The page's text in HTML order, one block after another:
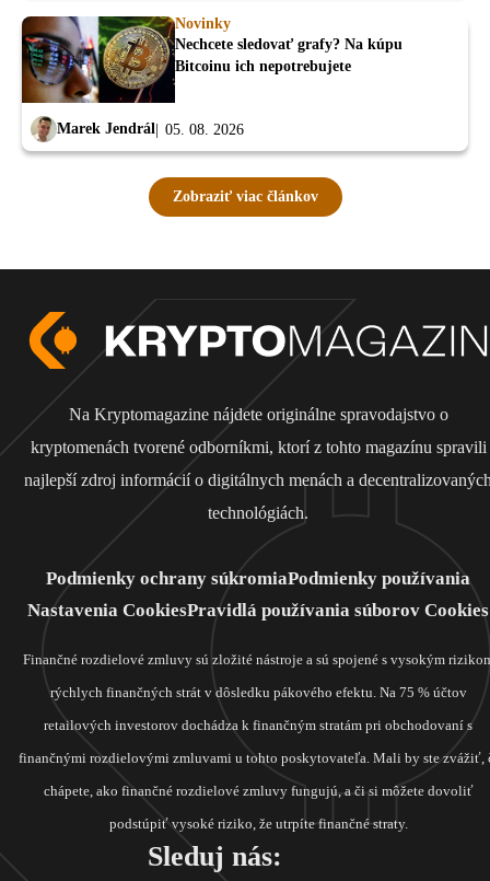
Novinky
Nechcete sledovať grafy? Na kúpu
Bitcoinu ich nepotrebujete
Marek Jendrál 05. 08. 2026
Zobraziť viac článkov
Na Kryptomagazine nájdete originálne spravodajstvo o
kryptomenách tvorené odborníkmi, ktorí z tohto magazínu spravili
najlepší zdroj informácií o digitálnych menách a
technológiách.
Podmienky ochrany súkromiaPodmienky používania
Nastavenia CookiesPravidlá používania súborov Cookies
Finančné rozdielové zmluvy sú zložité nástroje a sú spojené s vysokým
rýchlych finančných strát v dôsledku pákového efektu. Na 75 % účtov
retailových investorov dochádza k finančným stratám pri obchodovaní s
finančnými rozdielovými zmluvami u tohto poskytovateľa. Mali by ste zvážiť,
chápete, ako finančné rozdielové zmluvy fungujú, a či si môžete dovoliť
podstúpiť vysoké riziko, že utrpíte finančné straty.
Sleduj nás: